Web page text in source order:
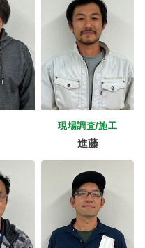
現場調査/施工
進藤